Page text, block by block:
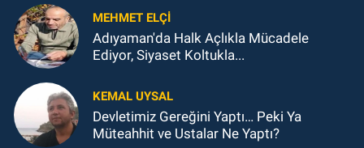
MEHMET ELÇI
Adıyaman'da Halk Açlıkla Mücadele
Ediyor, Siyaset Koltukla...
KEMAL UYSAL
Devletimiz Gereğini Yaptı… Peki Ya
Müteahhit ve Ustalar Ne Yaptı?